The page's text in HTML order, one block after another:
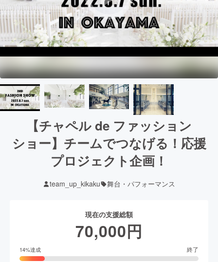
【チャペル de ファッション
ショー】チームでつなげる！応援
プロジェクト企画！
team_up_kikaku 舞台・パフォーマンス
現在の支援総額
70,000円
14%達成 終了